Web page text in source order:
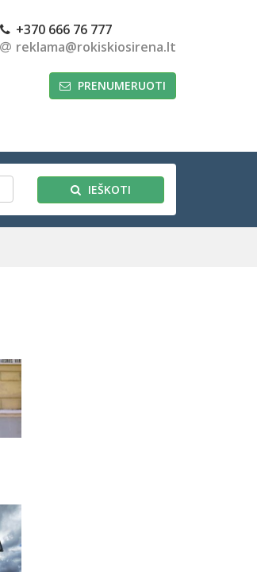
+370 666 76 777
reklama@rokiskiosirena.lt
PRENUMERUOTI
IEŠKOTI